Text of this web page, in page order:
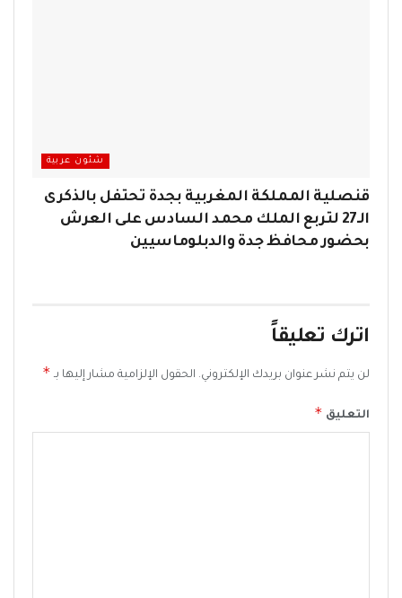
شئون عربية
قنصلية المملكة المغربية بجدة تحتفل بالذكرى
الـ27 لتربع الملك محمد السادس على العرش
بحضور محافظ جدة والدبلوماسيين
اترك تعليقاً
لن يتم نشر عنوان بريدك الإلكتروني. الحقول الإلزامية مشار إليها بـ *
التعليق *